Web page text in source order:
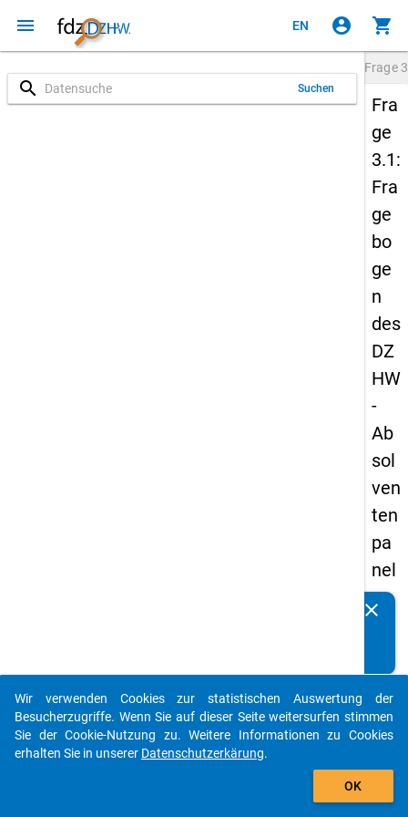
menu EN account_circle shopping_cart
search Suchen
Frage
Fra
ge
3.1:
Fra
ge
bo
ge
n
des
DZ
HW
-
Ab
sol
ven
ten
pa
nel
s
-
ers
te
clear
auto_stories
add_shopping_cart
Wir verwenden Cookies zur statistischen Auswertung der
Besucherzugriffe. Wenn Sie auf dieser Seite weitersurfen stimmen
Sie der Cookie-Nutzung zu. Weitere Informationen zu Cookies
erhalten Sie in unserer Datenschutzerkärung.
OK